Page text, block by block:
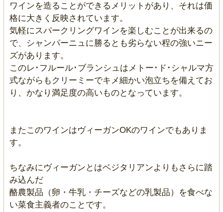
ワインを造ることができるメリットがあり、それは価
格に大きく反映されています。
気軽にスパークリングワインを楽しむことが出来るの
で、シャンパーニュに勝るとも劣らない程の強いニー
ズがあります。
このレ･フルール･ブランシュはメトー･ド･シャルマ方
式ながらもクリーミーでキメ細かい泡立ちを備えてお
り、かなり満足度の高いものとなっています。
またこのワインはヴィーガンOKのワインでもありま
す。
ちなみにヴィーガンとはベジタリアンよりもさらに踏
み込んだ
酪農製品（卵・牛乳・チーズなどの乳製品）を食べな
い菜食主義者のことです。